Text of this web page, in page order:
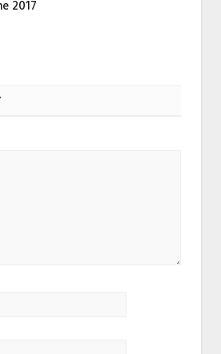
2017